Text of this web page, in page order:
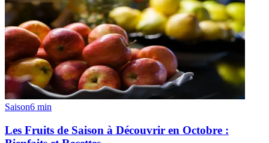
Saison6 min
Les Fruits de Saison à Découvrir en Octobre :